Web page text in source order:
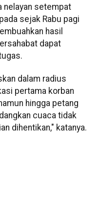
nelayan setempat
sejak Rabu pagi
hasil
dapat
dalam radius
pertama korban
hingga petang
cuaca tidak
dihentikan," katanya.